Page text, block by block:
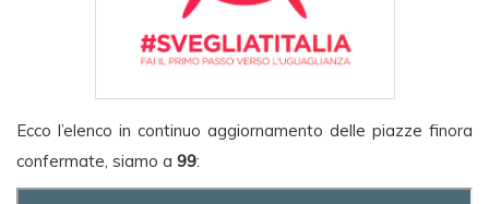
Ecco l’elenco in continuo aggiornamento delle piazze finora
confermate, siamo a 99: